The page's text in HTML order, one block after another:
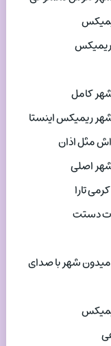
ریمیکس
کامل
ریمیکس اینستا
مثل اذان
اصلی
تارا
دستت
شهر با صدای